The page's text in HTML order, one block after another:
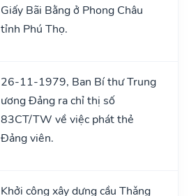
Giấy Bãi Bằng ở Phong Châu
tỉnh Phú Thọ.
26-11-1979, Ban Bí thư Trung
ương Đảng ra chỉ thị số
83CT/TW về việc phát thẻ
Đảng viên.
Khởi công xây dựng cầu Thǎng